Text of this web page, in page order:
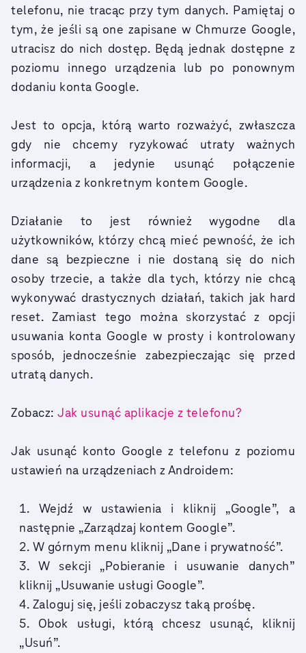
telefonu, nie tracąc przy tym danych. Pamiętaj o
tym, że jeśli są one zapisane w Chmurze Google,
utracisz do nich dostęp. Będą jednak dostępne z
poziomu innego urządzenia lub po ponownym
dodaniu konta Google.
Jest to opcja, którą warto rozważyć, zwłaszcza
gdy nie chcemy ryzykować utraty ważnych
informacji, a jedynie usunąć połączenie
urządzenia z konkretnym kontem Google.
Działanie to jest również wygodne dla
użytkowników, którzy chcą mieć pewność, że ich
dane są bezpieczne i nie dostaną się do nich
osoby trzecie, a także dla tych, którzy nie chcą
wykonywać drastycznych działań, takich jak hard
reset. Zamiast tego można skorzystać z opcji
usuwania konta Google w prosty i kontrolowany
sposób, jednocześnie zabezpieczając się przed
utratą danych.
Zobacz: Jak usunąć aplikacje z telefonu?
Jak usunąć konto Google z telefonu z poziomu
ustawień na urządzeniach z Androidem:
Wejdź w ustawienia i kliknij „Google”, a
następnie „Zarządzaj kontem Google”.
W górnym menu kliknij „Dane i prywatność”.
W sekcji „Pobieranie i usuwanie danych”
kliknij „Usuwanie usługi Google”.
Zaloguj się, jeśli zobaczysz taką prośbę.
Obok usługi, którą chcesz usunąć, kliknij
„Usuń”.